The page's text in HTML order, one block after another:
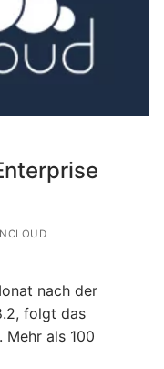
nach der
folgt das
Mehr als 100